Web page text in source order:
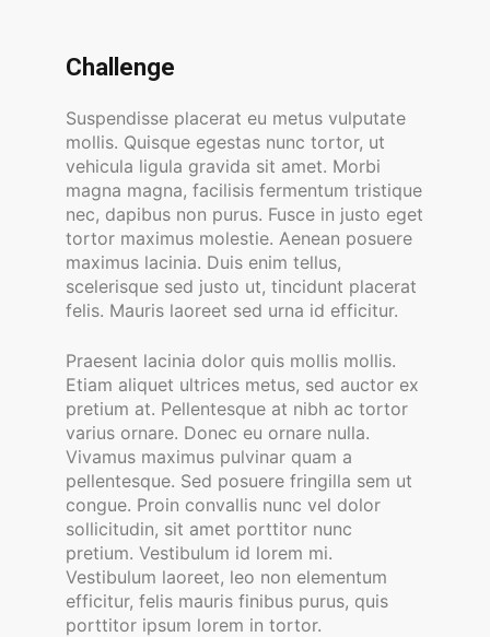
Challenge
Suspendisse placerat eu metus vulputate
mollis. Quisque egestas nunc tortor, ut
vehicula ligula gravida sit amet. Morbi
magna magna, facilisis fermentum tristique
nec, dapibus non purus. Fusce in justo eget
tortor maximus molestie. Aenean posuere
maximus lacinia. Duis enim tellus,
scelerisque sed justo ut, tincidunt placerat
felis. Mauris laoreet sed urna id efficitur.
Praesent lacinia dolor quis mollis mollis.
Etiam aliquet ultrices metus, sed auctor ex
pretium at. Pellentesque at nibh ac tortor
varius ornare. Donec eu ornare nulla.
Vivamus maximus pulvinar quam a
pellentesque. Sed posuere fringilla sem ut
congue. Proin convallis nunc vel dolor
sollicitudin, sit amet porttitor nunc
pretium. Vestibulum id lorem mi.
Vestibulum laoreet, leo non elementum
efficitur, felis mauris finibus purus, quis
porttitor ipsum lorem in tortor.